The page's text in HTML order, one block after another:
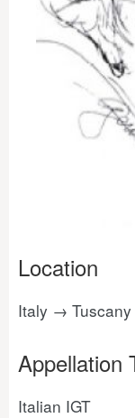
Location
Italy →
Appellation
Italian IGT